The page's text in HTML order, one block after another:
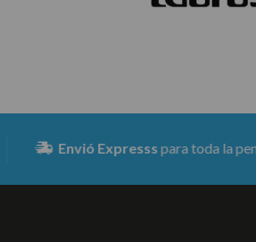
Envió Expressspara toda la península a